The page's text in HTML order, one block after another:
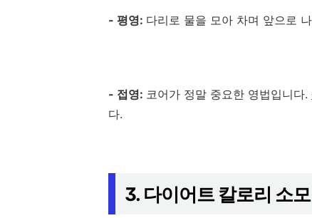
- 평영: 다리로 물을 모아 차며 앞으로
- 접영: 코어가 정말 중요한 영법입니다.
다.
3. 다이어트 칼로리 소모